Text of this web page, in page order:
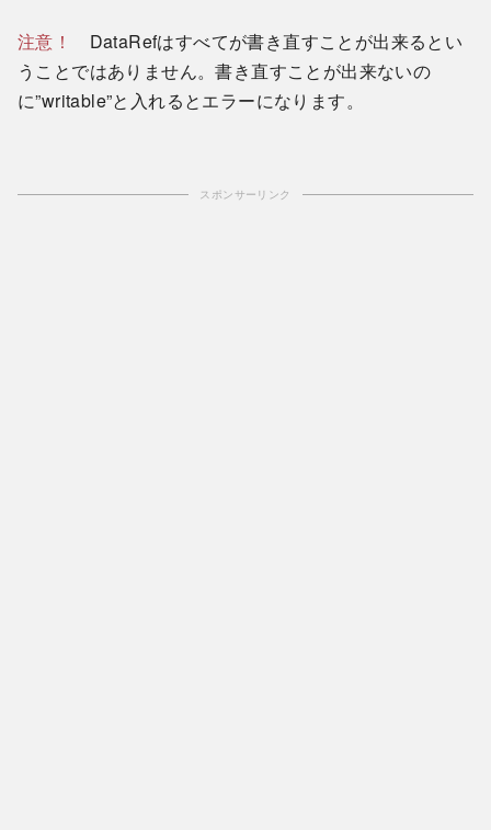
注意！
DataRefはすべてが書き直すことが出来るとい
うことではありません。書き直すことが出来ないの
に”writable”と入れるとエラーになります。
スポンサーリンク